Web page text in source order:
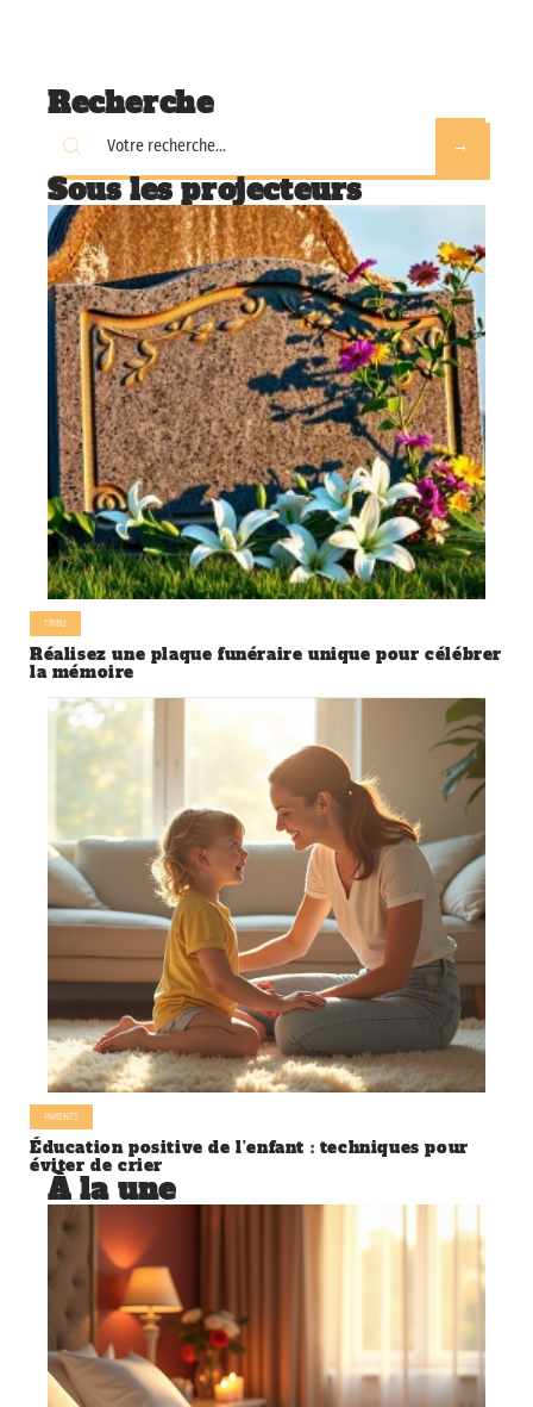
Recherche
Sous les projecteurs
TRIBU
Réalisez une plaque funéraire unique pour célébrer
la mémoire
PARENTS
Éducation positive de l’enfant : techniques pour
éviter de crier
À la une